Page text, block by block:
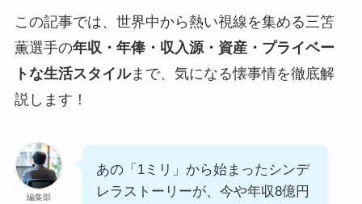
この記事では、世界中から熱い視線を集める三笘
薫選手の年収・年俸・収入源・資産・プライベー
トな生活スタイルまで、気になる懐事情を徹底解
説します！
編集部
あの「1ミリ」から始まったシンデ
レラストーリーが、今や年収8億円